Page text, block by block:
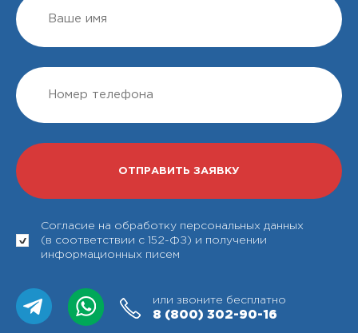
Согласие на обработку персональных данных
(в соответствии с 152-ФЗ) и получении
информационных писем
или звоните бесплатно
8 (800) 302-90-16